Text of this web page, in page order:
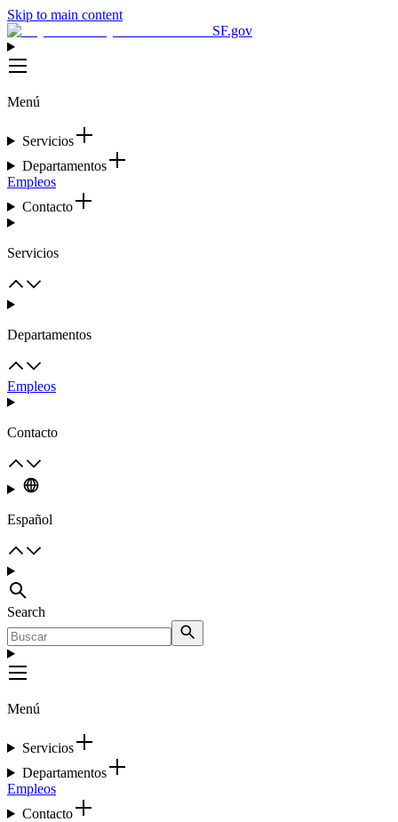
Skip to main content
SF.gov
Menú
Servicios
Departamentos
Empleos
Contacto
Servicios
Departamentos
Empleos
Contacto
Español
Search
Menú
Servicios
Departamentos
Empleos
Contacto